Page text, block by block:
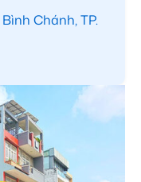
Chánh, TP.